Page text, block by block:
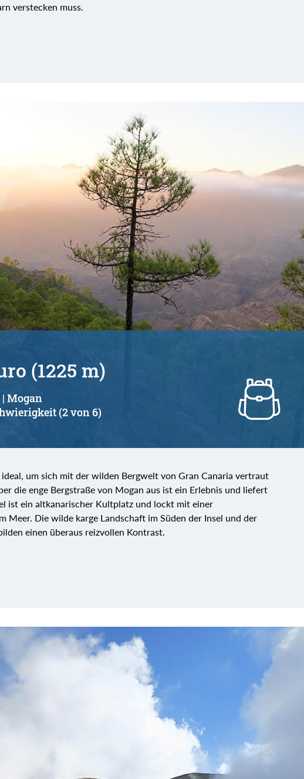
verstecken muss.
(1225 m)
Mogan
(2 von 6)
um sich mit der wilden Bergwelt von Gran Canaria vertraut
die enge Bergstraße von Mogan aus ist ein Erlebnis und liefert
ist ein altkanarischer Kultplatz und lockt mit einer
Meer. Die wilde karge Landschaft im Süden der Insel und der
einen überaus reizvollen Kontrast.